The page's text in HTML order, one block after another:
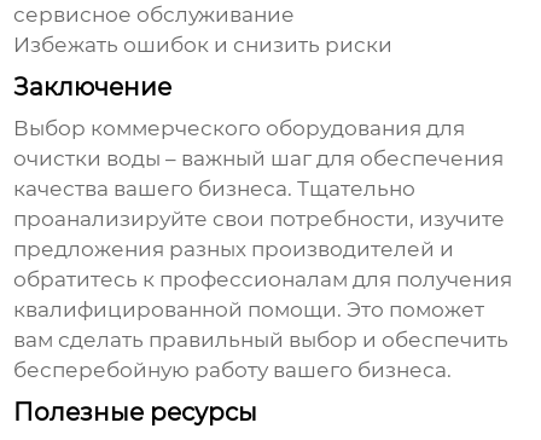
сервисное обслуживание
Избежать ошибок и снизить риски
Заключение
Выбор коммерческого оборудования для
очистки воды – важный шаг для обеспечения
качества вашего бизнеса. Тщательно
проанализируйте свои потребности, изучите
предложения разных производителей и
обратитесь к профессионалам для получения
квалифицированной помощи. Это поможет
вам сделать правильный выбор и обеспечить
бесперебойную работу вашего бизнеса.
Полезные ресурсы